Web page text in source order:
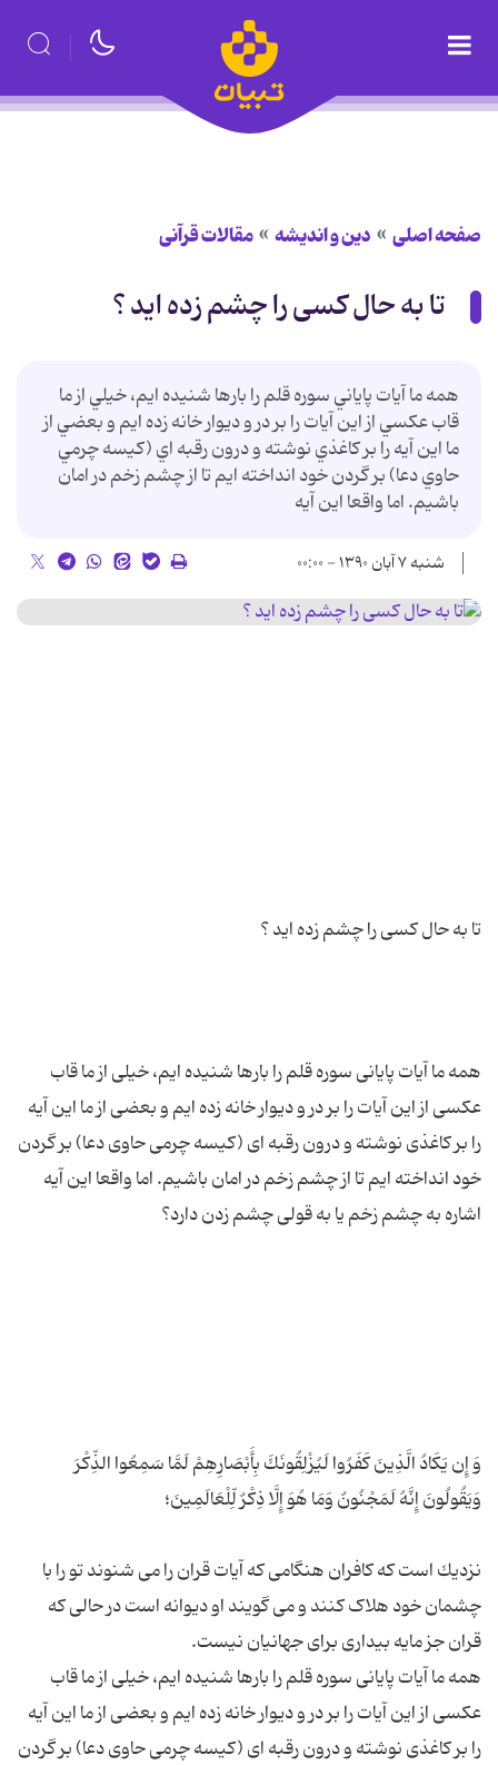
صفحه اصلی دین و اندیشه مقالات قرآنی
تا به حال کسی را چشم زده اید ؟
همه ما آيات پاياني سوره قلم را بارها شنيده ايم، خيلي از ما
قاب عکسي از اين آيات را بر در و ديوار خانه زده ايم و بعضي از
ما اين آيه را بر کاغذي نوشته و درون رقبه اي (کيسه چرمي
حاوي دعا) بر گردن خود انداخته ايم تا از چشم زخم در امان
باشيم. اما واقعا اين آيه
شنبه ۷ آبان ۱۳۹۰ - ۰۰:۰۰
همه ما آیات پایانی سوره قلم را بارها شنیده ایم، خیلی از ما قاب
عکسی از این آیات را بر در و دیوار خانه زده ایم و بعضی از ما این آیه
را بر کاغذی نوشته و درون رقبه ای (کیسه چرمی حاوی دعا) بر گردن
خود انداخته ایم تا از چشم زخم در امان باشیم. اما واقعا این آیه
وَ إِن یَكَادُ الَّذِینَ كَفَرُوا لَیُزْلِقُونَكَ بِأَبْصَارِهِمْ لَمَّا سَمِعُوا الذِّكْرَ
نزدیك است كه كافران هنگامی كه آیات قران را می شنوند تو را با
چشمان خود هلاک کنند و می گویند او دیوانه است در حالی که
همه ما آیات پایانی سوره قلم را بارها شنیده ایم، خیلی از ما قاب
عکسی از این آیات را بر در و دیوار خانه زده ایم و بعضی از ما این آیه
را بر کاغذی نوشته و درون رقبه ای (کیسه چرمی حاوی دعا) بر گردن